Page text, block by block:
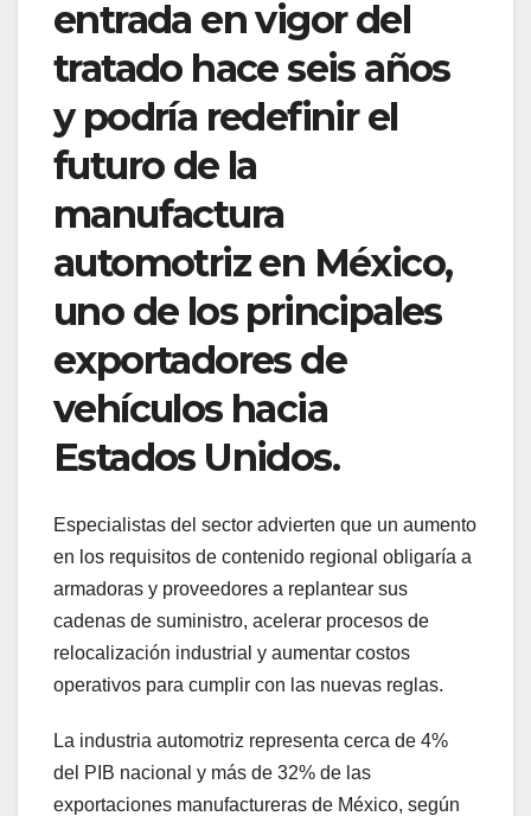
entrada en vigor del
tratado hace seis años
y podría redefinir el
futuro de la
manufactura
automotriz en México,
uno de los principales
exportadores de
vehículos hacia
Estados Unidos.
Especialistas del sector advierten que un aumento
en los requisitos de contenido regional obligaría a
armadoras y proveedores a replantear sus
cadenas de suministro, acelerar procesos de
relocalización industrial y aumentar costos
operativos para cumplir con las nuevas reglas.
La industria automotriz representa cerca de 4%
del PIB nacional y más de 32% de las
exportaciones manufactureras de México, según